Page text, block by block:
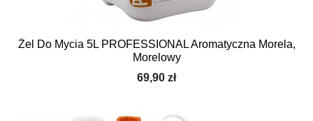
Żel Do Mycia 5L PROFESSIONAL Aromatyczna Morela,
Morelowy
69,90 zł